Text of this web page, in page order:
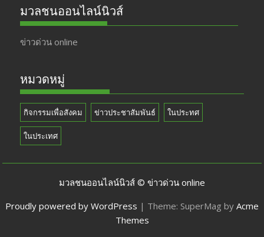
มวลชนออนไลน์นิวส์
ข่าวด่วน online
หมวดหมู่
กิจกรรมเพื่อสังคม ข่าวประชาสัมพันธ์ ในประทศ
ในประเทศ
มวลชนออนไลน์นิวส์ © ข่าวด่วน online
Proudly powered by WordPress | Theme: SuperMag by Acme
Themes